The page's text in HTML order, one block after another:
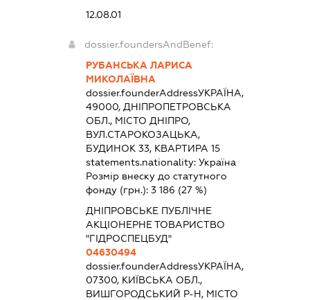
12.08.01
dossier.foundersAndBenef:
РУБАНСЬКА ЛАРИСА
МИКОЛАЇВНА
dossier.founderAddressУКРАЇНА,
49000, ДНІПРОПЕТРОВСЬКА
ОБЛ., МІСТО ДНІПРО,
ВУЛ.СТАРОКОЗАЦЬКА,
БУДИНОК 33, КВАРТИРА 15
statements.nationality: Україна
Розмір внеску до статутного
фонду (грн.): 3 186 (27 %)
ДНІПРОВСЬКЕ ПУБЛІЧНЕ
АКЦІОНЕРНЕ ТОВАРИСТВО
"ГІДРОСПЕЦБУД"
04630494
dossier.founderAddressУКРАЇНА,
07300, КИЇВСЬКА ОБЛ.,
ВИШГОРОДСЬКИЙ Р-Н, МІСТО